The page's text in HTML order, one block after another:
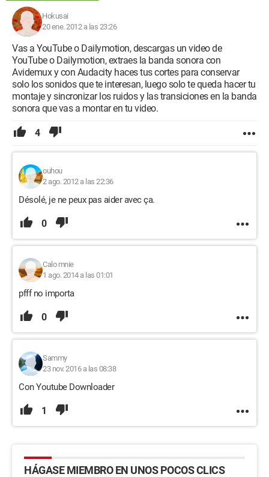
Hokusai
20 ene. 2012 a las 23:26
Vas a YouTube o Dailymotion, descargas un video de
YouTube o Dailymotion, extraes la banda sonora con
Avidemux y con Audacity haces tus cortes para conservar
solo los sonidos que te interesan, luego solo te queda hacer tu
montaje y sincronizar los ruidos y las transiciones en la banda
sonora que vas a montar en tu video.
4
ouhou
2 ago. 2012 a las 22:36
Désolé, je ne peux pas aider avec ça.
0
Calo mnie
1 ago. 2014 a las 01:01
pfff no importa
0
Sammy
23 nov. 2016 a las 08:38
Con Youtube Downloader
1
HÁGASE MIEMBRO EN UNOS POCOS CLICS